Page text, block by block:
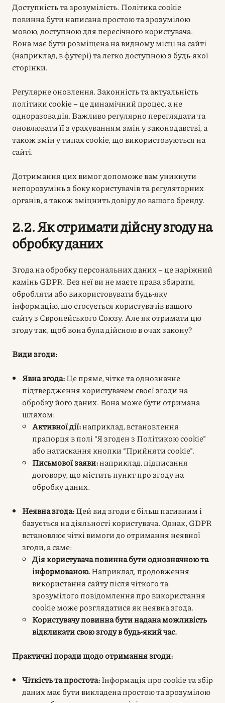
Доступність та зрозумілість. Політика cookie
повинна бути написана простою та зрозумілою
мовою, доступною для пересічного користувача.
Вона має бути розміщена на видному місці на сайті
(наприклад, в футері) та легко доступною з будь-якої
сторінки.
Регулярне оновлення. Законність та актуальність
політики cookie – це динамічний процес, а не
одноразова дія. Важливо регулярно переглядати та
оновлювати її з урахуванням змін у законодавстві, а
також змін у типах cookie, що використовуються на
сайті.
Дотримання цих вимог допоможе вам уникнути
непорозумінь з боку користувачів та регуляторних
органів, а також зміцнить довіру до вашого бренду.
2.2. Як отримати дійсну згоду на
обробку даних
Згода на обробку персональних даних – це наріжний
камінь GDPR. Без неї ви не маєте права збирати,
обробляти або використовувати будь-яку
інформацію, що стосується користувачів вашого
сайту з Європейського Союзу. Але як отримати цю
згоду так, щоб вона була дійсною в очах закону?
Види згоди:
Явна згода:Це пряме, чітке та однозначне
підтвердження користувачем своєї згоди на
обробку його даних. Вона може бути отримана
шляхом:
Активної дії:наприклад, встановлення
прапорця в полі “Я згоден з Політикою cookie”
або натискання кнопки “Прийняти cookie”.
Письмової заяви:наприклад, підписання
договору, що містить пункт про згоду на
обробку даних.
Неявна згода:Цей вид згоди є більш пасивним і
базується на діяльності користувача. Однак, GDPR
встановлює чіткі вимоги до отримання неявної
згоди, а саме:
Дія користувача повинна бути однозначною та
інформованою.Наприклад, продовження
використання сайту після чіткого та
зрозумілого повідомлення про використання
cookie може розглядатися як неявна згода.
Користувачу повинна бути надана можливість
відкликати свою згоду в будь-який час.
Практичні поради щодо отримання згоди:
Чіткість та простота:Інформація про cookie та збір
даних має бути викладена простою та зрозумілою